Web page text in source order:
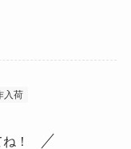
入荷
！